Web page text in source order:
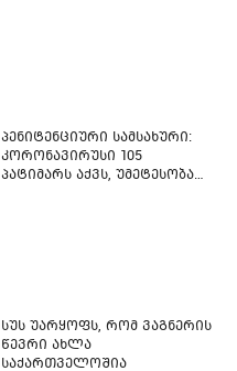
პენიტენციური სამსახური:
კორონავირუსი 105
პატიმარს აქვს, უმეტესობა
სუს უარყოფს, რომ ვაგნერის
წევრი ახლა
საქართველოშია